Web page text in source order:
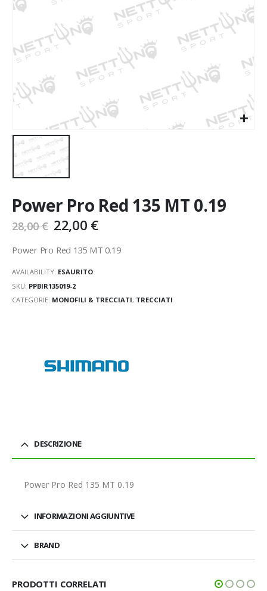
Power Pro Red 135 MT 0.19
28,00€ 22,00 €
Power Pro Red 135 MT 0.19
AVAILABILITY: ESAURITO
SKU: PPBIR135019-2
CATEGORIE: MONOFILI & TRECCIATI, TRECCIATI
DESCRIZIONE
Power Pro Red 135 MT 0.19
INFORMAZIONI AGGIUNTIVE
BRAND
PRODOTTI CORRELATI